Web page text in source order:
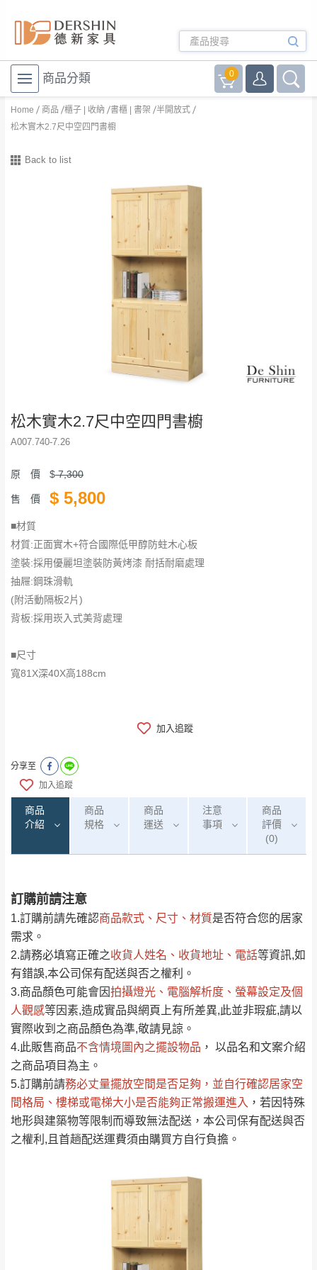
商品分類 0
Home 商品 櫃子 | 收納 書櫃 | 書架
半開放式
松木實木2.7尺中空四門書櫥
Back to list
松木實木2.7尺中空四門書櫥
A007.740-7.26
原 價 $7,300
售 價 $ 5,800
■材質
材質:正面實木+符合國際低甲醇防蛀木心板
塗裝:採用優麗坦塗裝防黃烤漆 耐括耐磨處理
抽屜:鋼珠滑軌
(附活動隔板2片)
背板:採用崁入式美背處理
■尺寸
寬81X深40X高188cm
加入追蹤
分享至
加入追蹤
商品
介紹
商品
規格
商品
運送
注意
事項
商品
評價
(0)
訂購前請注意
1.訂購前請先確認商品款式、尺寸、材質是否符合您的居家
需求。
2.請務必填寫正確之收貨人姓名、收貨地址、電話等資訊,如
有錯誤,本公司保有配送與否之權利。
3.商品顏色可能會因拍攝燈光、電腦解析度、螢幕設定及個
人觀感等因素,造成實品與網頁上有所差異,此並非瑕疵,請以
實際收到之商品顏色為準,敬請見諒。
4.此販售商品不含情境圖內之擺設物品 ， 以品名和文案介紹
之商品項目為主。
5.訂購前請務必丈量擺放空間是否足夠 ，並自行確認居家空
間格局、 樓梯或電梯大小是否能夠正常搬運進入 ，若因特殊
地形與建築物等限制而導致無法配送，本公司保有配送與否
之權利,且首趟配送運費須由購買方自行負擔。
運 費 說 明
運送地區 運送費用
偏遠地區
（請先線上詢問 LINE
→@dershin ）
桃園
免 運
費
復興鄉
新竹
峨眉鄉、五峰鄉、
橫山、北埔鄉、尖
石鄉、寶山鄉山
區、新埔山區、芎
注意事項：
由於品項繁多，網頁無法及時更新，如有需
Line客服」來信確認商品是否有「現貨」與
「金額」。
若商品價格或庫存有異常，商家有權取消訂
單。部分網路商品恕無法更改原設計或客製，敬請
見諒！
接單後二日內(不含例假日)，我們客服會與您
電話聯絡或E-Mail通知確認訂單。
（線上客服 LINE → @dershin）
下單前先詢問是否現貨，若未詢問下單後無
運送範圍：限定北至基隆，南至苗栗，偏遠
地區恕無法提供運送 (詳見運送規章)。
0/5 (0)筆
全部 依評論高至低排列
依評論低至高排列 只顯示附上圖片
只顯示附上評論